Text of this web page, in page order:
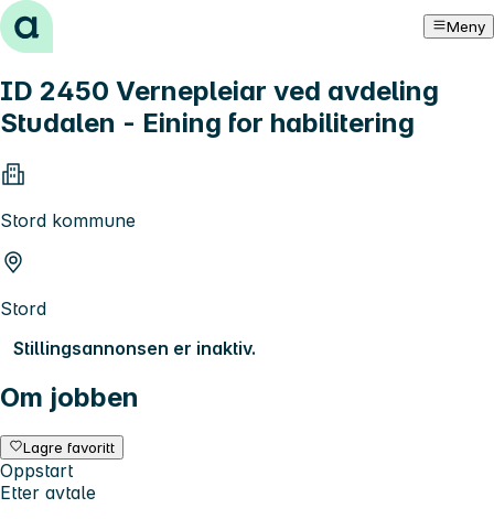
Hopp til innhold Meny
ID 2450 Vernepleiar ved avdeling
Studalen - Eining for habilitering
Stord kommune
Stord
Stillingsannonsen er inaktiv.
Om jobben
Lagre favoritt
Oppstart
Etter avtale